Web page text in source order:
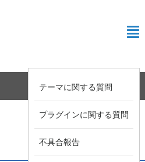
テーマに関する質問
プラグインに関する質問
不具合報告